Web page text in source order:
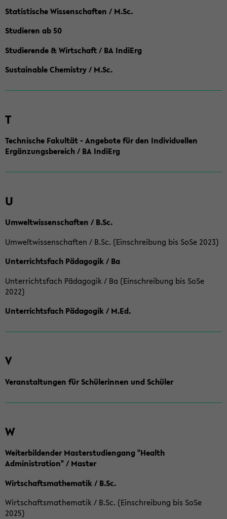
Statistische Wissenschaften / M.Sc.
Studieren ab 50
Studierende & Wirtschaft / BA IndiErg
Sustainable Chemistry / M.Sc.
T
Technische Fakultät - Angebote für den Individuellen
Ergänzungsbereich / BA IndiErg
U
Umweltwissenschaften / B.Sc.
Umweltwissenschaften / B.Sc. (Einschreibung bis SoSe 2023)
Unterrichtsfach Pädagogik / Ba
Unterrichtsfach Pädagogik / Ba (Einschreibung bis SoSe
2022)
Unterrichtsfach Pädagogik / M.Ed.
V
Veranstaltungen für Schülerinnen und Schüler
W
Weiterbildender Masterstudiengang "Health
Administration" / Master
Wirtschaftsmathematik / B.Sc.
Wirtschaftsmathematik / B.Sc. (Einschreibung bis SoSe
2025)